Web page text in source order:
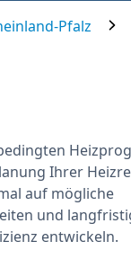
Pfalz
Ihrer
auf mögliche
und
entwickeln.